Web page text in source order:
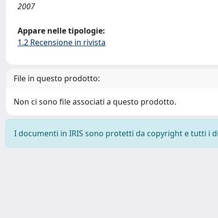
2007
Appare nelle tipologie:
1.2 Recensione in rivista
File in questo prodotto:
Non ci sono file associati a questo prodotto.
I documenti in IRIS sono protetti da copyright e tutti i